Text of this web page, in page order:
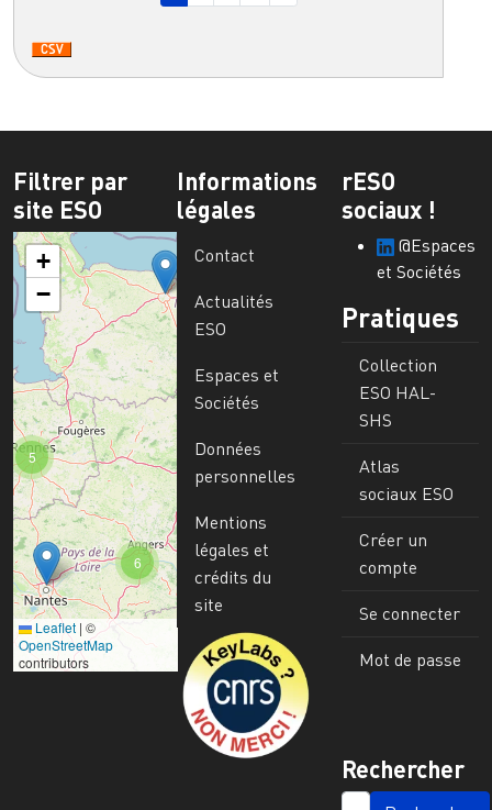
Filtrer par
site ESO
6
5
+
−
Leaflet | ©
OpenStreetMap
contributors
Informations
légales
Contact
Actualités
ESO
Espaces et
Sociétés
Données
personnelles
Mentions
légales et
crédits du
site
Image
rESO
sociaux !
@Espaces
et Sociétés
Pratiques
Collection
ESO HAL-
SHS
Atlas
sociaux ESO
Créer un
compte
Se connecter
Mot de passe
Rechercher
SEARCH